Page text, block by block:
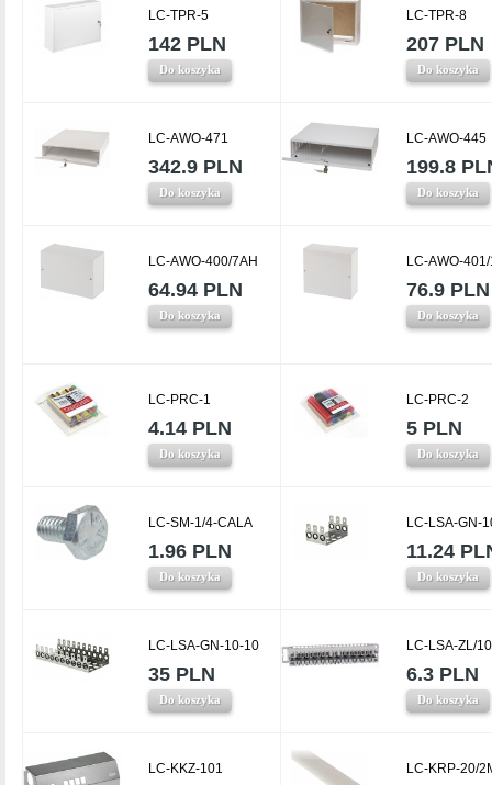
LC-TPR-5
142 PLN
Do koszyka
LC-TPR-8
207 PLN
Do koszyka
LC-AWO-471
342.9 PLN
Do koszyka
LC-AWO-445
199.8
Do koszyka
LC-AWO-400/7AH
64.94 PLN
Do koszyka
LC-AWO-
76.9 PLN
Do koszyka
LC-PRC-1
4.14 PLN
Do koszyka
LC-PRC-2
5 PLN
Do koszyka
LC-SM-1/4-CALA
1.96 PLN
Do koszyka
LC-LSA-GN-
11.24
Do koszyka
LC-LSA-GN-10-10
35 PLN
Do koszyka
LC-LSA-ZL/10
6.3 PLN
Do koszyka
LC-KKZ-101 LC-KRP-20/